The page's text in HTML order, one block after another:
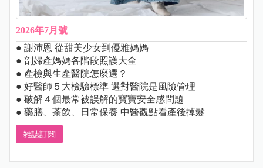
2026年7月號
● 謝沛恩 從甜美少女到優雅媽媽
● 剖婦產媽媽各階段照護大全
● 產檢與生產醫院怎麼選？
● 好醫師５大檢驗標準 選對醫院是風險管理
● 破解４個最常被誤解的寶寶安全感問題
● 藥膳、茶飲、日常保養 中醫觀點看產後掉髮
雜誌訂閱